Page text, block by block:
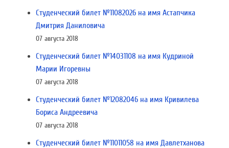
Студенческий билет №11082026 на имя Астапчика
Дмитрия Даниловича
07 августа 2018
Студенческий билет №14031108 на имя Кудриной
Марии Игоревны
07 августа 2018
Студенческий билет №12082046 на имя Кривилева
Бориса Андреевича
07 августа 2018
Студенческий билет №11011058 на имя Давлетханова